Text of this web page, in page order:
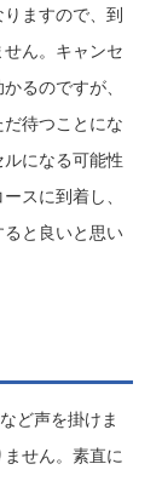
ますので、到
ん。キャンセ
るのですが、
待つことにな
になる可能性
スに到着し、
と良いと思い
ど声を掛けま
せん。素直に